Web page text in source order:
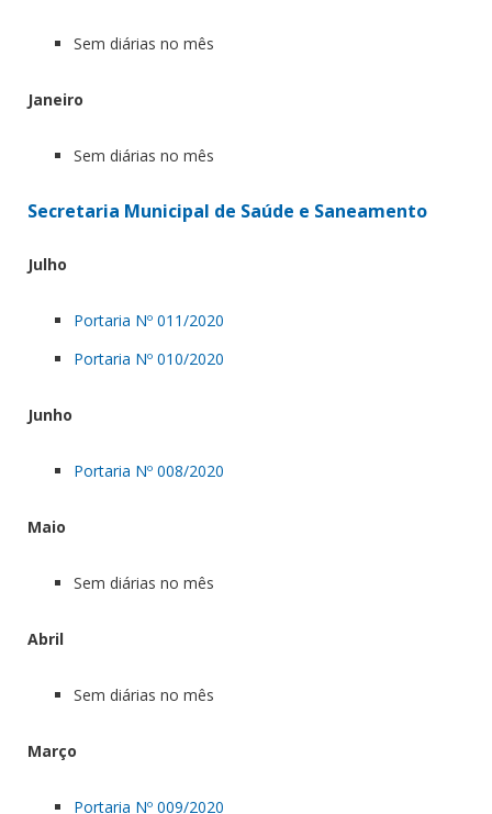
Sem diárias no mês
Janeiro
Sem diárias no mês
Secretaria Municipal de Saúde e Saneamento
Julho
Portaria Nº 011/2020
Portaria Nº 010/2020
Junho
Portaria Nº 008/2020
Maio
Sem diárias no mês
Abril
Sem diárias no mês
Março
Portaria Nº 009/2020